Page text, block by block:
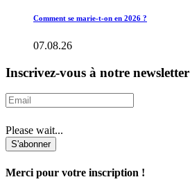
Comment se marie-t-on en 2026 ?
07.08.26
Inscrivez-vous à notre newsletter
Please wait...
S'abonner
Merci pour votre inscription !